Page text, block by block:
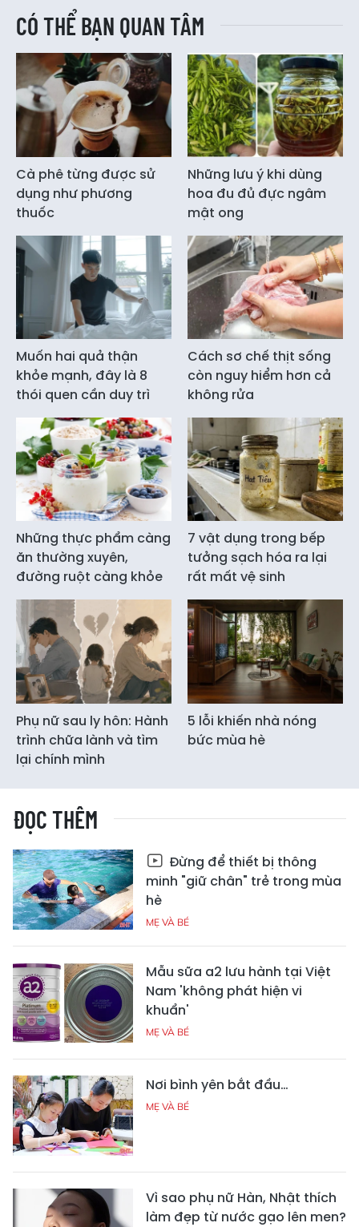
CÓ THỂ BẠN QUAN TÂM
Cà phê từng được sử
dụng như phương
thuốc
Những lưu ý khi dùng
hoa đu đủ đực ngâm
mật ong
Muốn hai quả thận
khỏe mạnh, đây là 8
thói quen cần duy trì
Cách sơ chế thịt sống
còn nguy hiểm hơn cả
không rửa
Những thực phẩm càng
ăn thường xuyên,
đường ruột càng khỏe
7 vật dụng trong bếp
tưởng sạch hóa ra lại
rất mất vệ sinh
Phụ nữ sau ly hôn: Hành
trình chữa lành và tìm
lại chính mình
5 lỗi khiến nhà nóng
bức mùa hè
ĐỌC THÊM
Đừng để thiết bị thông
minh "giữ chân" trẻ trong mùa
hè
MẸ VÀ BÉ
Mẫu sữa a2 lưu hành tại Việt
Nam 'không phát hiện vi
khuẩn'
MẸ VÀ BÉ
Nơi bình yên bắt đầu…
MẸ VÀ BÉ
Vì sao phụ nữ Hàn, Nhật thích
làm đẹp từ nước gạo lên men?